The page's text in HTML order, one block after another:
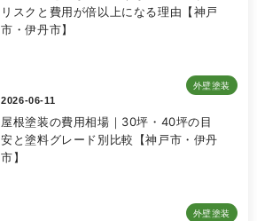
リスクと費用が倍以上になる理由【神戸
市・伊丹市】
外壁塗装
2026-06-11
屋根塗装の費用相場｜30坪・40坪の目
安と塗料グレード別比較【神戸市・伊丹
市】
外壁塗装